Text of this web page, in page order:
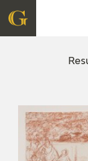
CENTRO DE
ACCIÓN